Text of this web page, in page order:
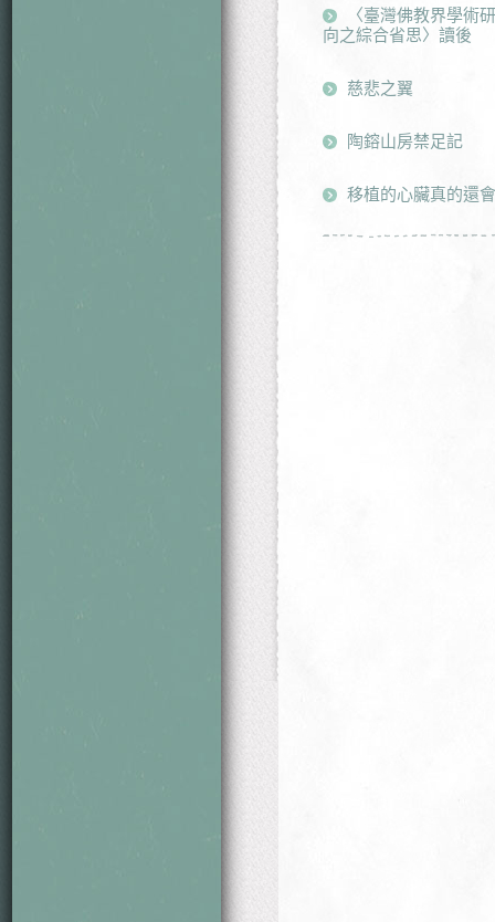
〈臺灣佛教界學術
向之綜合省思〉讀後
慈悲之翼
陶鎔山房禁足記
移植的心臟真的還